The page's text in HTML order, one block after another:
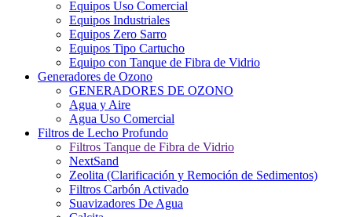
Equipos Uso Comercial
Equipos Industriales
Equipos Zero Sarro
Equipos Tipo Cartucho
Equipo con Tanque de Fibra de Vidrio
Generadores de Ozono
GENERADORES DE OZONO
Agua y Aire
Agua Uso Comercial
Filtros de Lecho Profundo
Filtros Tanque de Fibra de Vidrio
NextSand
Zeolita (Clarificación y Remoción de Sedimentos)
Filtros Carbón Activado
Suavizadores De Agua